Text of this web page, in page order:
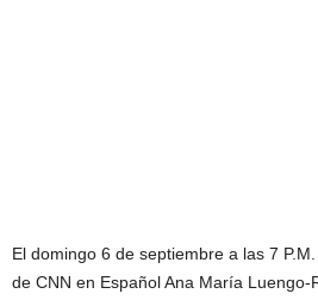
El domingo 6 de septiembre a las 7
de CNN en Español Ana María Luengo-